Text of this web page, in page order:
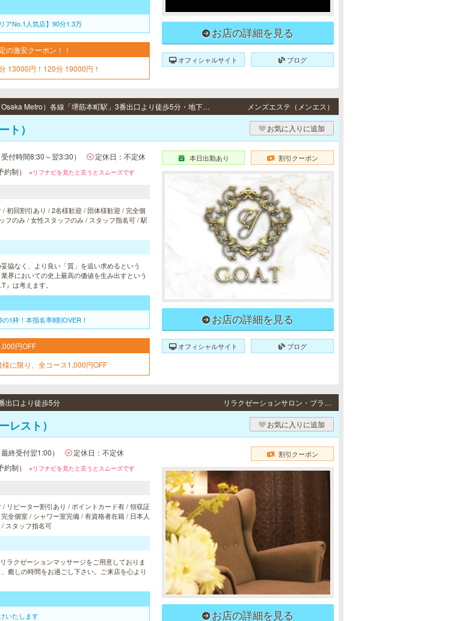
アNo.1人気店】90分1.3万
の激安クーポン！！
13000円！120分 19000円！
お店の詳細を見る
オフィシャルサイト ブログ
堺筋本町・梅田 / 大阪メトロ（Osaka Metro）各線「堺筋本町駅」3番出口より徒歩5分・地下鉄各線「南森町駅」より徒歩7分、JR東西線「北新地駅」より徒歩8分、地下鉄御堂筋線「梅田駅」より徒歩10分、JR各線「大阪駅」より徒歩13分 メンズエステ（メンエス）
ト） お気に入りに追加
付時間8:30～翌3:30） 定休日：不定休
約制） ※リフナビを見たと言うとスムーズです
初回割引あり / 2名様歓迎 / 団体様歓迎 / 完全個
フのみ / 女性スタッフのみ / スタッフ指名可 / 駅
協なく、より良い「質」を追い求めるという
界においての史上最高の価値を生み出すという
』は考えます。
1枠！本指名率8割OVER！
円OFF
様に限り、全コース1,000円OFF
本日出勤あり 割引クーポン
お店の詳細を見る
オフィシャルサイト ブログ
出口より徒歩5分 リラクゼーションサロン・ブラジリアンワックス
レスト） お気に入りに追加
終受付翌1:00） 定休日：不定休
約制） ※リフナビを見たと言うとスムーズです
リピーター割引あり / ポイントカード有 / 領収証
全個室 / シャワー室完備 / 有資格者在籍 / 日本人
スタッフ指名可
ラクゼーションマッサージをご用意しておりま
癒しの時間をお過ごし下さい。ご来店を心より
いたします
割引クーポン
お店の詳細を見る